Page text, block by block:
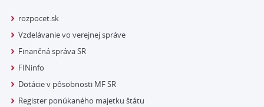
rozpocet.sk
Vzdelávanie vo verejnej správe
Finančná správa SR
FINinfo
Dotácie v pôsobnosti MF SR
Register ponúkaného majetku štátu